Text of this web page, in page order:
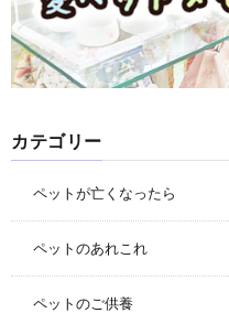
カテゴリー
ペットが亡くなったら
ペットのあれこれ
ペットのご供養